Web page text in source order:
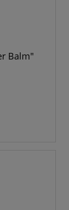
Balm"